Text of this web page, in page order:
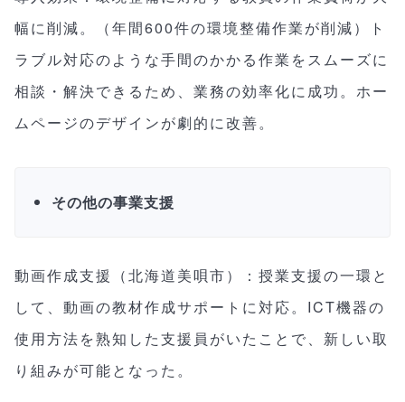
幅に削減。（年間600件の環境整備作業が削減）ト
ラブル対応のような手間のかかる作業をスムーズに
相談・解決できるため、業務の効率化に成功。ホー
ムページのデザインが劇的に改善。
その他の事業支援
動画作成支援（北海道美唄市）：授業支援の一環と
して、動画の教材作成サポートに対応。ICT機器の
使用方法を熟知した支援員がいたことで、新しい取
り組みが可能となった。